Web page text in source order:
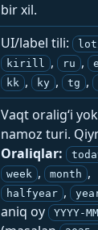
bir xil.
UI/label tili:
kirill , ru ,
kk , ky , tg ,
Vaqt oralig‘i
namoz turi.
Oraliqlar:
week , month ,
halfyear ,
aniq oy
YYYY-MM